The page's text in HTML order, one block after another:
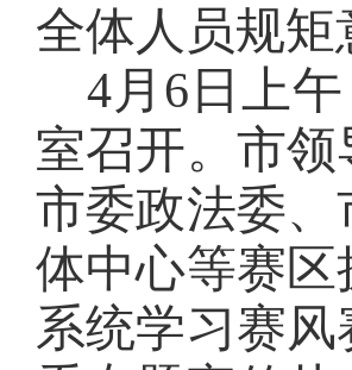
全体人员规
4月6日上
室召开。市
市委政法委
体中心等赛
系统学习赛